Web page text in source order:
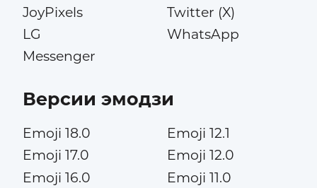
JoyPixels
LG
Messenger
Twitter (X)
WhatsApp
Версии эмодзи
Emoji 18.0
Emoji 17.0
Emoji 16.0
Emoji 12.1
Emoji 12.0
Emoji 11.0